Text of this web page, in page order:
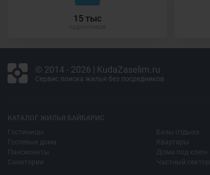
15 тыс
© 2014 - 2026 | KudaZaselim.ru
Сервис поиска жилья без посредников
КАТАЛОГ ЖИЛЬЯ БАЙБАРИС
Гостиницы
Гостевые дома
Пансионаты
Санатории
Базы отдыха
Квартиры
Дома под ключ
Частный сектор